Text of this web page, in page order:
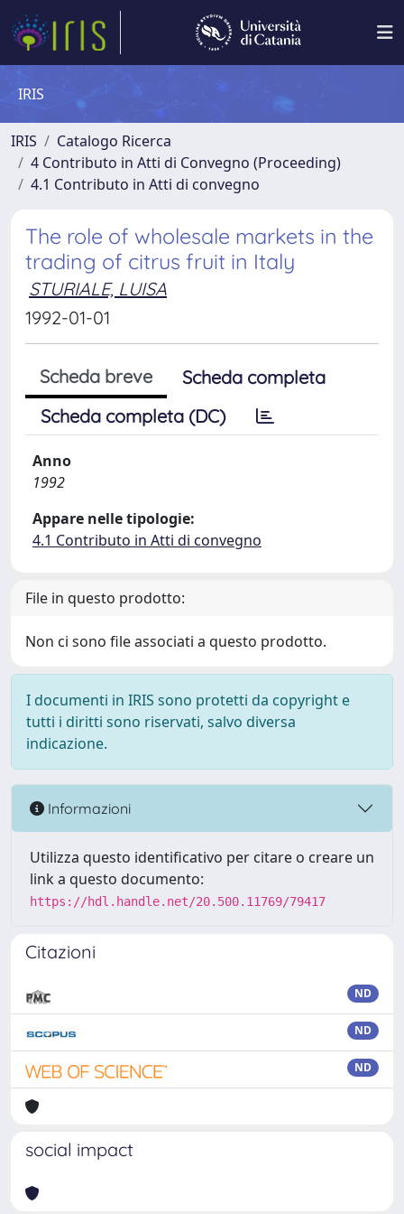
IRIS
IRIS
Catalogo Ricerca
4 Contributo in Atti di Convegno (Proceeding)
4.1 Contributo in Atti di convegno
The role of wholesale markets in the
trading of citrus fruit in Italy
STURIALE, LUISA
1992-01-01
Scheda breve
Scheda completa
Scheda completa (DC)
Anno
1992
Appare nelle tipologie:
4.1 Contributo in Atti di convegno
File in questo prodotto:
Non ci sono file associati a questo prodotto.
I documenti in IRIS sono protetti da copyright e
tutti i diritti sono riservati, salvo diversa
indicazione.
Informazioni
Utilizza questo identificativo per citare o creare un
link a questo documento:
https://hdl.handle.net/20.500.11769/79417
Citazioni
ND
ND
ND
social impact